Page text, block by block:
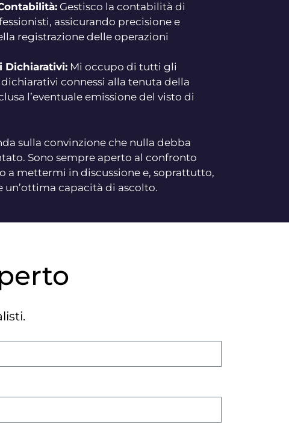
Gestisco la contabilità di
assicurando precisione e
registrazione delle operazioni
Mi occupo di tutti gli
connessi alla tenuta della
l’eventuale emissione del visto di
sulla convinzione che nulla debba
Sono sempre aperto al confronto
a mettermi in discussione e, soprattutto,
un’ottima capacità di ascolto.